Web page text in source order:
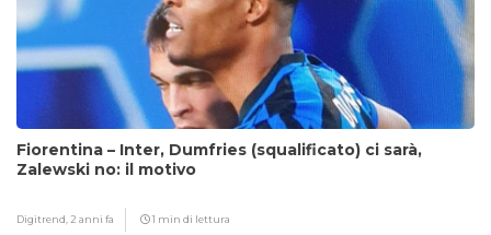
Fiorentina – Inter, Dumfries (squalificato) ci sarà,
Zalewski no: il motivo
Digitrend, 2 anni fa 1 min di lettura